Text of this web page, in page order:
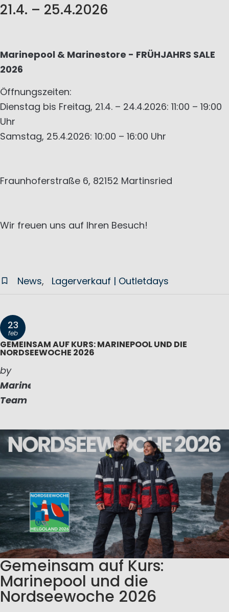
21.4. – 25.4.2026
Marinepool & Marinestore - FRÜHJAHRS SALE
2026
Öffnungszeiten:
Dienstag bis Freitag, 21.4. – 24.4.2026: 11:00 – 19:00
Uhr
Samstag, 25.4.2026: 10:00 – 16:00 Uhr
Fraunhoferstraße 6, 82152 Martinsried
Wir freuen uns auf Ihren Besuch!
News Lagerverkauf | Outletdays
23
feb
GEMEINSAM AUF KURS: MARINEPOOL UND DIE
NORDSEEWOCHE 2026
by
Marinepool
Team
Gemeinsam auf Kurs:
Marinepool und die
Nordseewoche 2026